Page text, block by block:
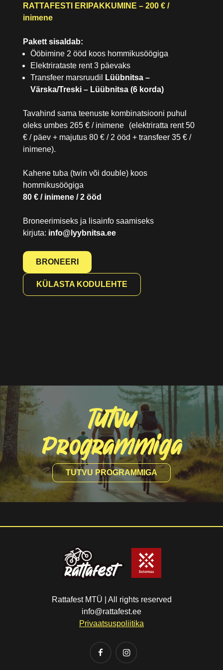
RATTAFESTI ERIPAKKUMINE – 200 € /
inimene
Pakett sisaldab:
Ööbimine 2 ööd koos hommikusöögiga
Elektrirataste rent 3 päevaks
Transfeer marsruudil
Lüübnitsa –
Värska/Treski – Lüübnitsa (6 korda)
Tavahind sama teenuste kombinatsiooni puhul
oleks umbes 265 € / inimene (elektriratta rent 50
€ / päev + majutus 80 € / 2 ööd + transfeer 35 € /
inimene).
Kahene tuba (twin või double) koos
hommikusöögiga
80 € / inimene / 2 ööd
Broneerimiseks ja lisainfo saamiseks
kirjuta: info@lyybnitsa.ee
BRONEERI
KÜLASTA KODULEHTE
Tutvu
Programmiga
TUTVU PROGRAMMIGA
Rattafest MTÜ | All rights reserved
info@rattafest.ee
Privaatsuspoliitika